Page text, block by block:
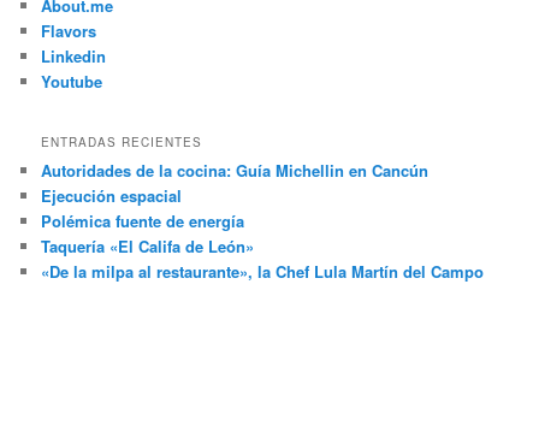
About.me
Flavors
Linkedin
Youtube
ENTRADAS RECIENTES
Autoridades de la cocina: Guía Michellin en Cancún
Ejecución espacial
Polémica fuente de energía
Taquería «El Califa de León»
«De la milpa al restaurante», la Chef Lula Martín del Campo